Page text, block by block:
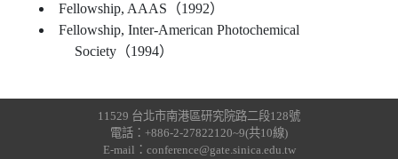
Fellowship, AAAS（1992）
Fellowship, Inter-American Photochemical
Society（1994）
11529 台北市南港區研究院路二段128號
電話：+886-2-27822120~9(共10線)
E-mail：conference@gate.sinica.edu.tw